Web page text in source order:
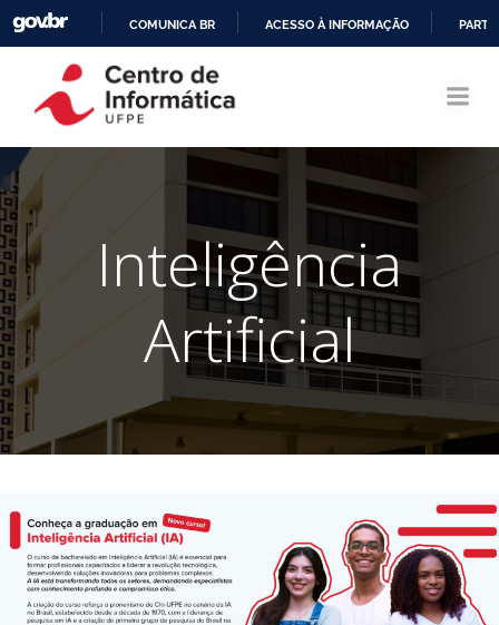
CONTEÚDO
COMUNICA BR ACESSO À INFORMAÇÃO
Inteligência
Artificial